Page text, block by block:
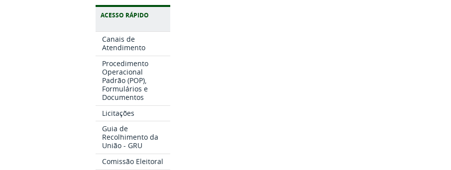
ACESSO RÁPIDO
Canais de
Atendimento
Procedimento
Operacional
Padrão (POP),
Formulários e
Documentos
Licitações
Guia de
Recolhimento da
União - GRU
Comissão Eleitoral